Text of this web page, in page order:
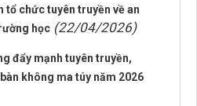
tổ chức tuyên truyền về an
học (22/04/2026)
đẩy mạnh tuyên truyền,
không ma túy năm 2026